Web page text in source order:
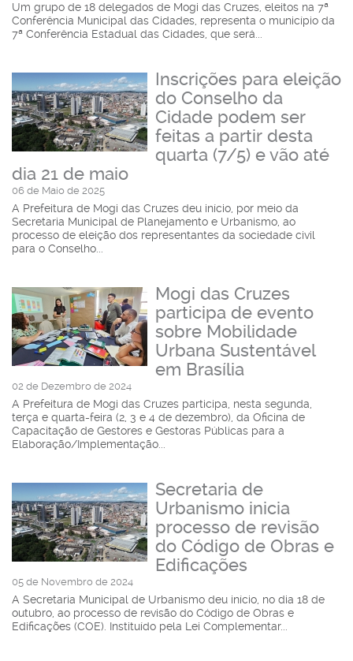
Um grupo de 18 delegados de Mogi das Cruzes, eleitos na 7ª
Conferência Municipal das Cidades, representa o município da
7ª Conferência Estadual das Cidades, que será...
Inscrições para eleição
do Conselho da
Cidade podem ser
feitas a partir desta
quarta (7/5) e vão até
dia 21 de maio
06 de Maio de 2025
A Prefeitura de Mogi das Cruzes deu início, por meio da
Secretaria Municipal de Planejamento e Urbanismo, ao
processo de eleição dos representantes da sociedade civil
para o Conselho...
Mogi das Cruzes
participa de evento
sobre Mobilidade
Urbana Sustentável
em Brasília
02 de Dezembro de 2024
A Prefeitura de Mogi das Cruzes participa, nesta segunda,
terça e quarta-feira (2, 3 e 4 de dezembro), da Oficina de
Capacitação de Gestores e Gestoras Públicas para a
Elaboração/Implementação...
Secretaria de
Urbanismo inicia
processo de revisão
do Código de Obras e
Edificações
05 de Novembro de 2024
A Secretaria Municipal de Urbanismo deu início, no dia 18 de
outubro, ao processo de revisão do Código de Obras e
Edificações (COE). Instituído pela Lei Complementar...